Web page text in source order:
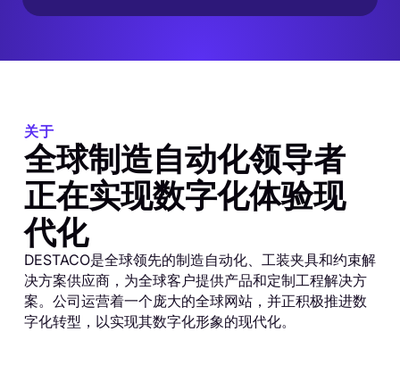
关于
全球制造自动化领导者
正在实现数字化体验现
代化
DESTACO是全球领先的制造自动化、工装夹具和约束解
决方案供应商，为全球客户提供产品和定制工程解决方
案。公司运营着一个庞大的全球网站，并正积极推进数
字化转型，以实现其数字化形象的现代化。